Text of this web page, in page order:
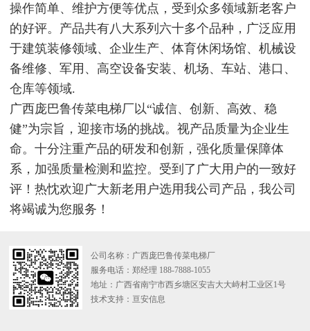
操作简单、维护方便等优点，受到众多领域新老客户
的好评。产品共有八大系列六十多个品种，广泛应用
于建筑装修领域、企业生产、体育休闲场馆、机械设
备维修、军用、高空设备安装、机场、车站、港口、
仓库等领域.
广西庞巴鲁传菜电梯厂以“诚信、创新、高效、稳
健”为宗旨，迎接市场的挑战。视产品质量为企业生
命。十分注重产品的研发和创新，强化质量保障体
系，加强质量检测和监控。受到了广大用户的一致好
评！热忱欢迎广大新老用户选用我公司产品，我公司
将竭诚为您服务！
公司名称：广西庞巴鲁传菜电梯厂
服务电话：郑经理 188-7888-1055
地址：广西省南宁市西乡塘区安吉大大峙村工业区1号
技术支持： 亘安信息